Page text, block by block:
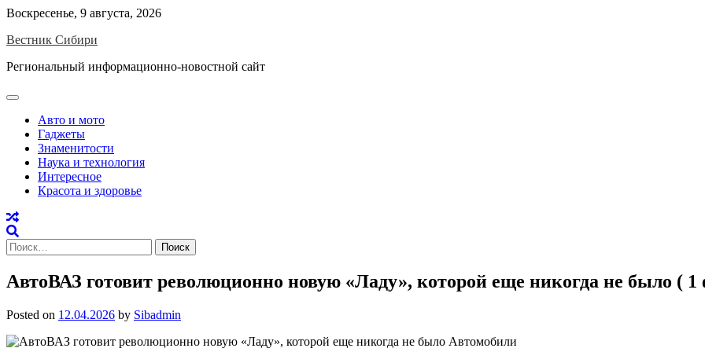
Skip
content
Воскресенье, 9 августа, 2026
Вестник Сибири
Региональный информационно-новостной сайт
Авто и мото
Гаджеты
Знаменитости
Наука и технология
Интересное
Красота и здоровье
Найти:
АвтоВАЗ готовит революционно новую «Ладу», которой еще никогда не было ( 1
Posted on 12.04.2026 by Sibadmin